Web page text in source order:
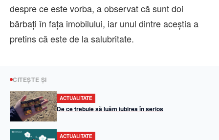
despre ce este vorba, a observat că sunt doi
bărbați în fața imobilului, iar unul dintre aceștia a
pretins că este de la salubritate.
CITEȘTE ȘI
ACTUALITATE
De ce trebuie să luăm iubirea în serios
ACTUALITATE